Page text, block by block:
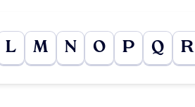
L M N O P Q R